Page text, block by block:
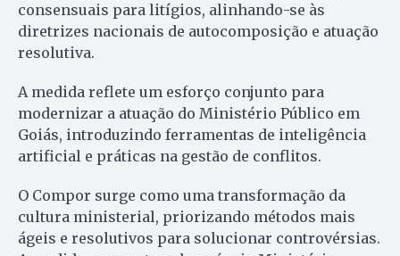
consensuais para litígios, alinhando-se às
diretrizes nacionais de autocomposição e atuação
resolutiva.
A medida reflete um esforço conjunto para
modernizar a atuação do Ministério Público em
Goiás, introduzindo ferramentas de inteligência
artificial e práticas na gestão de conflitos.
O Compor surge como uma transformação da
cultura ministerial, priorizando métodos mais
ágeis e resolutivos para solucionar controvérsias.